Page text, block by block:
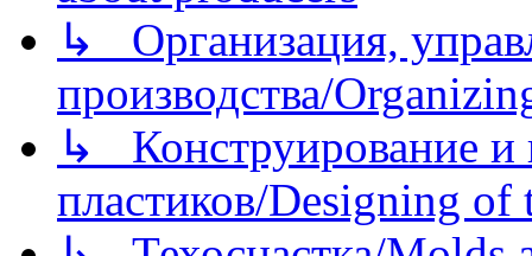
↳ Организация,
производства/
↳ Конструирование и
пластиков/Designing of